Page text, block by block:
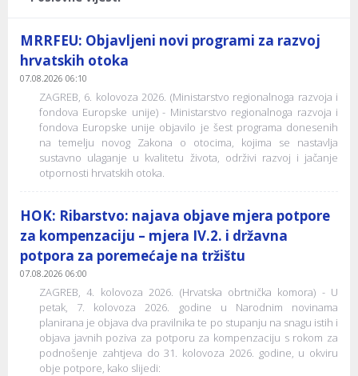
MRRFEU: Objavljeni novi programi za razvoj
hrvatskih otoka
07.08.2026 06:10
ZAGREB, 6. kolovoza 2026. (Ministarstvo regionalnoga razvoja i
fondova Europske unije) - Ministarstvo regionalnoga razvoja i
fondova Europske unije objavilo je šest programa donesenih
na temelju novog Zakona o otocima, kojima se nastavlja
sustavno ulaganje u kvalitetu života, održivi razvoj i jačanje
otpornosti hrvatskih otoka.
HOK: Ribarstvo: najava objave mjera potpore
za kompenzaciju – mjera IV.2. i državna
potpora za poremećaje na tržištu
07.08.2026 06:00
ZAGREB, 4. kolovoza 2026. (Hrvatska obrtnička komora) - U
petak, 7. kolovoza 2026. godine u Narodnim novinama
planirana je objava dva pravilnika te po stupanju na snagu istih i
objava javnih poziva za potporu za kompenzaciju s rokom za
podnošenje zahtjeva do 31. kolovoza 2026. godine, u okviru
obje potpore, kako slijedi: